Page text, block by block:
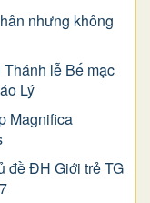
nhưng không
Thánh lễ Bế mạc
Lý
Magnifica
đề ĐH Giới trẻ TG